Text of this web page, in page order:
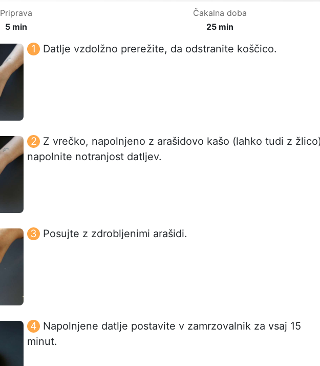
Priprava
5 min
Čakalna doba
25 min
Datlje vzdolžno prerežite, da odstranite koščico.
Z vrečko, napolnjeno z arašidovo kašo (lahko tudi z
napolnite notranjost datljev.
Posujte z zdrobljenimi arašidi.
Napolnjene datlje postavite v zamrzovalnik za vsaj 15
minut.